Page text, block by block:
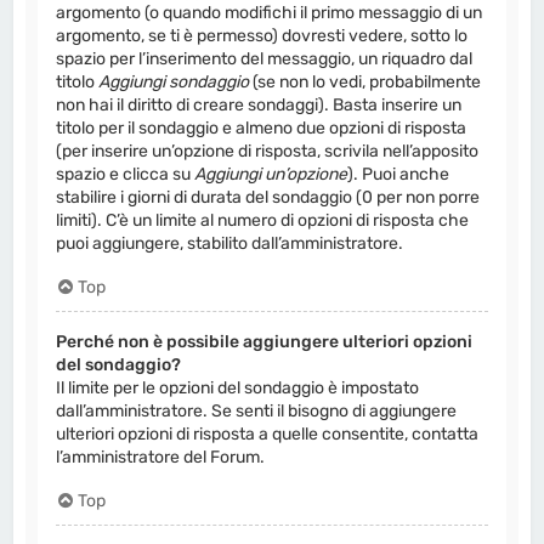
argomento (o quando modifichi il primo messaggio di un
argomento, se ti è permesso) dovresti vedere, sotto lo
spazio per l’inserimento del messaggio, un riquadro dal
titoloAggiungi sondaggio(se non lo vedi, probabilmente
non hai il diritto di creare sondaggi). Basta inserire un
titolo per il sondaggio e almeno due opzioni di risposta
(per inserire un’opzione di risposta, scrivila nell’apposito
spazio e clicca suAggiungi un’opzione). Puoi anche
stabilire i giorni di durata del sondaggio (0 per non porre
limiti). C’è un limite al numero di opzioni di risposta che
puoi aggiungere, stabilito dall’amministratore.
Top
Perché non è possibile aggiungere ulteriori opzioni
del sondaggio?
Il limite per le opzioni del sondaggio è impostato
dall’amministratore. Se senti il bisogno di aggiungere
ulteriori opzioni di risposta a quelle consentite, contatta
l’amministratore del Forum.
Top